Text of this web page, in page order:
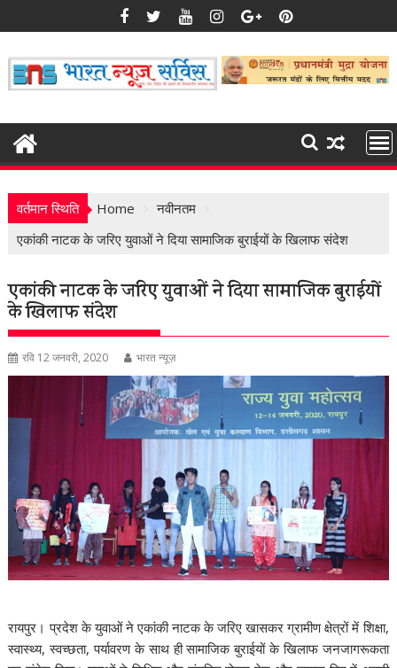
to
वर्तमान स्थिति Home
नवीनतम
एकांकी नाटक के जरिए युवाओं ने दिया सामाजिक बुराईयों के खिलाफ संदेश
एकांकी नाटक के जरिए युवाओं ने दिया सामाजिक बुराईयों
के खिलाफ संदेश
रवि 12 जनवरी, 2020 भारत न्यूज़
रायपुर। प्रदेश के युवाओं ने एकांकी नाटक के जरिए खासकर ग्रामीण क्षेत्रों में शिक्षा,
स्वास्थ्य, स्वच्छता, पर्यावरण के साथ ही सामाजिक बुराईयों के खिलाफ जनजागरूकता